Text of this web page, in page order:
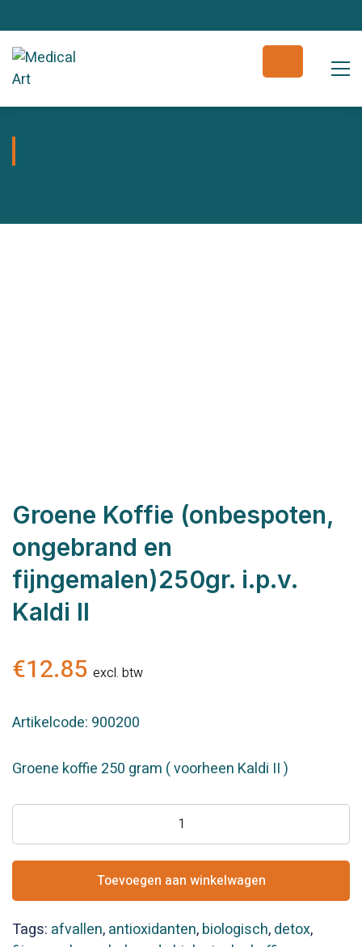
Groene Koffie (onbespoten,
ongebrand en
fijngemalen)250gr. i.p.v.
Kaldi II
€12.85 excl. btw
Artikelcode: 900200
Groene koffie 250 gram ( voorheen Kaldi II )
(onbespoten,
en
fijngemalen)250gr.
Toevoegen aan winkelwagen
Tags: afvallen,antioxidanten,biologisch,detox,